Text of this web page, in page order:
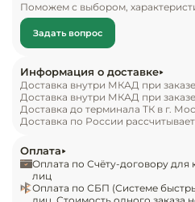
В) ;
Адаптер переменного
Эксплуатационная
Особенности:
Цвет Белый;
При подключении к сети
тока определение
производится
Скрытый сенсорный LED
Температура в режиме
Поможем с выбором,
Задать вопрос
Информация о доставке
Доставка внутри МКАД при
Доставка внутри МКАД при
Доставка до терминала ТК в г.
Доставка по России
Оплата
Оплата по Счёту-договору для
лиц
Оплата по СБП (Системе